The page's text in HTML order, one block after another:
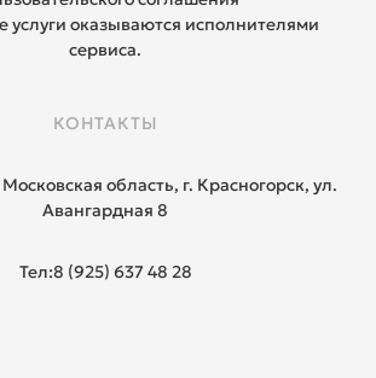
услуги оказываются исполнителями
сервиса.
КОНТАКТЫ
область, г. Красногорск, ул.
Авангардная 8
Тел:8 (925) 637 48 28